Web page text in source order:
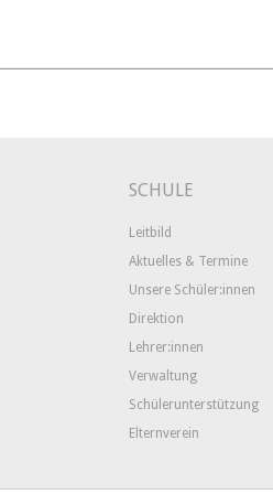
SCHULE
Leitbild
Aktuelles & Termine
Unsere Schüler:innen
Direktion
Lehrer:innen
Verwaltung
Schülerunterstützung
Elternverein